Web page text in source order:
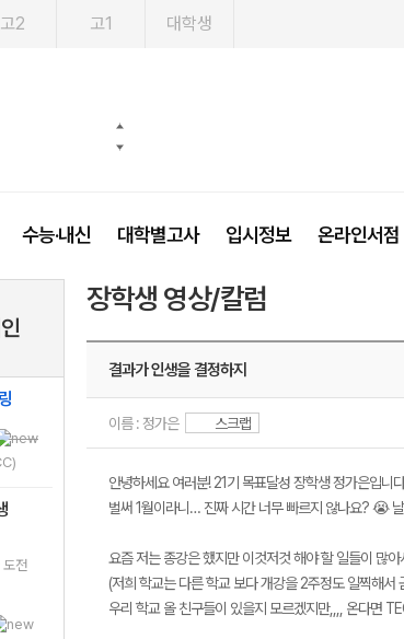
고2 고1 대학생
!
수능·내신 대학별고사 입시정보 온라인서점
전
장학생 영상/칼럼
결과가 인생을 결정하지
이름 : 정가은 스크랩
안녕하세요 여러분! 21기 목표달성 장학생 정가은입니
벌써 1월이라니… 진짜 시간 너무 빠르지 않나요? 😭
요즘 저는 종강은 했지만 이것저것 해야 할 일들이 많
(저희 학교는 다른 학교 보다 개강을 2주정도 일찍해서
우리 학교 올 친구들이 있을지 모르겠지만,,,, 온다면